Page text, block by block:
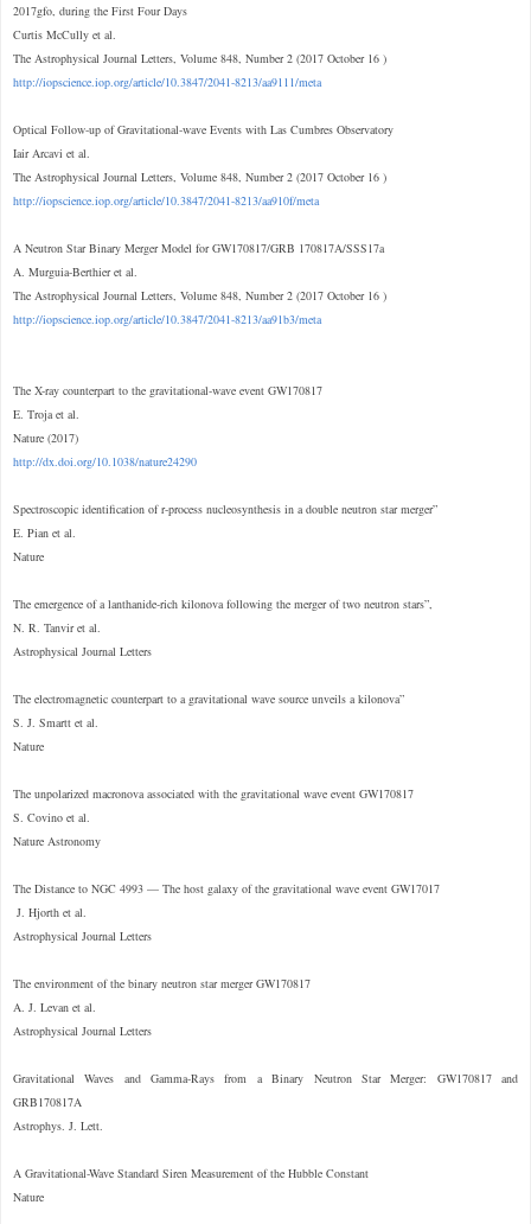
2017gfo, during the First Four Days
Curtis McCully et al.
The Astrophysical Journal Letters, Volume 848, Number 2 (2017 October 16 )
http://iopscience.iop.org/article/10.3847/2041-8213/aa9111/meta
Optical Follow-up of Gravitational-wave Events with Las Cumbres Observatory
Iair Arcavi et al.
The Astrophysical Journal Letters, Volume 848, Number 2 (2017 October 16 )
http://iopscience.iop.org/article/10.3847/2041-8213/aa910f/meta
A Neutron Star Binary Merger Model for GW170817/GRB 170817A/SSS17a
A. Murguia-Berthier et al.
The Astrophysical Journal Letters, Volume 848, Number 2 (2017 October 16 )
http://iopscience.iop.org/article/10.3847/2041-8213/aa91b3/meta
The X-ray counterpart to the gravitational-wave event GW170817
E. Troja et al.
Nature (2017)
http://dx.doi.org/10.1038/nature24290
Spectroscopic identification of r-process nucleosynthesis in a double neutron star merger”
E. Pian et al.
Nature
The emergence of a lanthanide-rich kilonova following the merger of two neutron stars”,
N. R. Tanvir et al.
Astrophysical Journal Letters
The electromagnetic counterpart to a gravitational wave source unveils a kilonova”
S. J. Smartt et al.
Nature
The unpolarized macronova associated with the gravitational wave event GW170817
S. Covino et al.
Nature Astronomy
The Distance to NGC 4993 — The host galaxy of the gravitational wave event GW17017
J. Hjorth et al.
Astrophysical Journal Letters
The environment of the binary neutron star merger GW170817
A. J. Levan et al.
Astrophysical Journal Letters
Gravitational Waves and Gamma-Rays from a Binary Neutron Star Merger: GW170817 and
GRB170817A
Astrophys. J. Lett.
A Gravitational-Wave Standard Siren Measurement of the Hubble Constant
Nature